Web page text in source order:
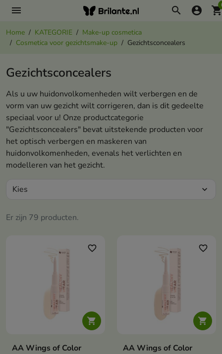
menu search account_circle
Home KATEGORIE
Make-up cosmetica
Cosmetica voor gezichtsmake-up
Gezichtsconcealers
Gezichtsconcealers
Als u uw huidonvolkomenheden wilt verbergen en de
vorm van uw gezicht wilt corrigeren, dan is dit gedeelte
speciaal voor u! Onze productcategorie
"Gezichtsconcealers" bevat uitstekende producten voor
het optisch verbergen en maskeren van
huidonvolkomenheden, evenals het verlichten en
modelleren van het gezicht.
Er zijn 79 producten.
Kies expand_more

favorite_border
AA Wings of Color

favorite_border
AA Wings of Color